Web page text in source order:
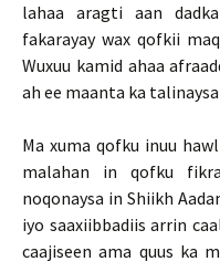
lahaa aragti aan
fakarayay wax qofkii
Wuxuu kamid ahaa
ah ee maanta ka
Ma xuma qofku inuu
malahan in qofku
noqonaysa in Shiikh
iyo saaxiibbadiis arrin
caajiseen ama quus ka